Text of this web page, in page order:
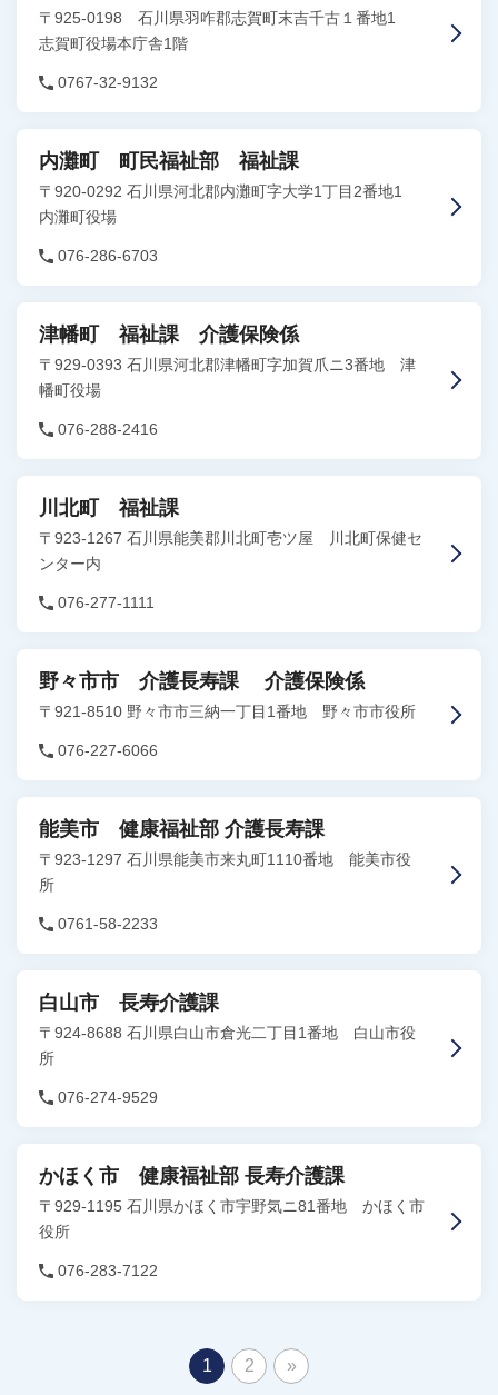
〒925-0198 石川県羽咋郡志賀町末吉千古１番地1
志賀町役場本庁舎1階
0767-32-9132
内灘町 町民福祉部 福祉課
〒920-0292 石川県河北郡内灘町字大学1丁目2番地1
内灘町役場
076-286-6703
津幡町 福祉課 介護保険係
〒929-0393 石川県河北郡津幡町字加賀爪ニ3番地 津
幡町役場
076-288-2416
川北町 福祉課
〒923-1267 石川県能美郡川北町壱ツ屋 川北町保健セ
ンター内
076-277-1111
野々市市 介護長寿課 介護保険係
〒921-8510 野々市市三納一丁目1番地 野々市市役所
076-227-6066
能美市 健康福祉部 介護長寿課
〒923-1297 石川県能美市来丸町1110番地 能美市役
所
0761-58-2233
白山市 長寿介護課
〒924-8688 石川県白山市倉光二丁目1番地 白山市役
所
076-274-9529
かほく市 健康福祉部 長寿介護課
〒929-1195 石川県かほく市宇野気ニ81番地 かほく市
役所
076-283-7122
1 2 »